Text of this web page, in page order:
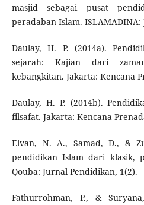
masjid sebagai pusat
peradaban Islam.
Daulay, H. P. (2014a).
sejarah: Kajian dari
kebangkitan. Jakarta: Kencana
Daulay, H. P. (2014b).
filsafat. Jakarta: Kencana
Elvan, N. A., Samad, D., &
pendidikan Islam dari klasik,
Qouba: Jurnal Pendidikan, 1(2).
Fathurrohman, P., &